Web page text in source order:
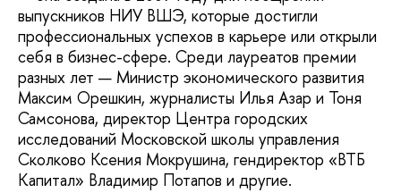
выпускников НИУ ВШЭ, которые достигли
профессиональных успехов в карьере или открыли
себя в бизнес-сфере. Среди лауреатов премии
разных лет — Министр экономического развития
Максим Орешкин, журналисты Илья Азар и Тоня
Самсонова, директор Центра городских
исследований Московской школы управления
Сколково Ксения Мокрушина, гендиректор «ВТБ
Капитал» Владимир Потапов и другие.